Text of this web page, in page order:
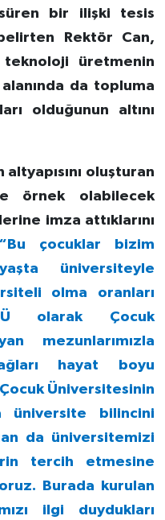
bir ilişki tesis
Rektör Can,
üretmenin
da topluma
olduğunun altını
oluşturan
örnek olabilecek
imza attıklarını
“Bu çocuklar bizim
üniversiteyle
olma oranları
olarak Çocuk
mezunlarımızla
hayat boyu
Üniversitesinin
üniversite bilincini
da üniversitemizi
tercih etmesine
Burada kurulan
ilgi duydukları